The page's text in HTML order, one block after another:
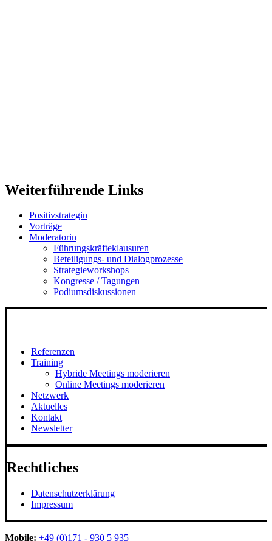
Weiterführende Links
Positivstrategin
Vorträge
Moderatorin
Führungskräfteklausuren
Beteiligungs- und Dialogprozesse
Strategieworkshops
Kongresse / Tagungen
Podiumsdiskussionen
Referenzen
Training
Hybride Meetings moderieren
Online Meetings moderieren
Netzwerk
Aktuelles
Kontakt
Newsletter
Rechtliches
Datenschutzerklärung
Impressum
Mobile: +49 (0)171 - 930 5 935